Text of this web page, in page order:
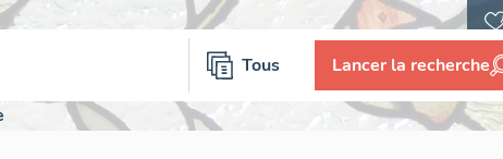
Tous Lancer la recherche